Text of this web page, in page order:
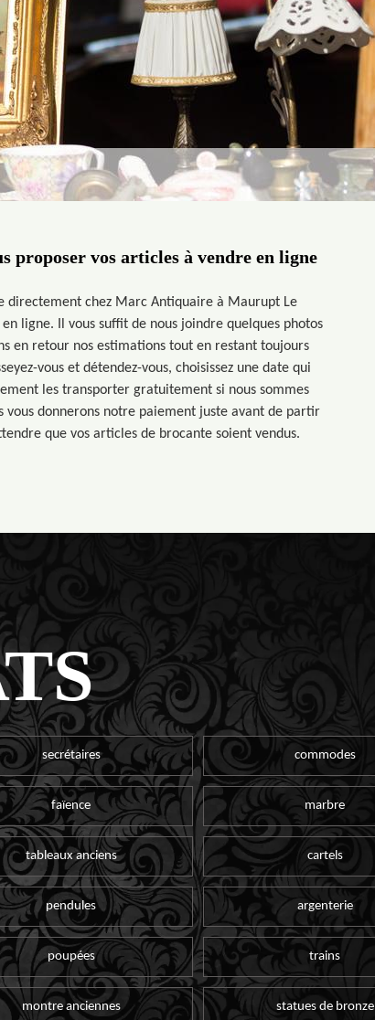
proposer vos articles à vendre en ligne
directement chez Marc Antiquaire à Maurupt Le
ligne. Il vous suffit de nous joindre quelques photos
en retour nos estimations tout en restant toujours
vous et détendez-vous, choisissez une date qui
les transporter gratuitement si nous sommes
vous donnerons notre paiement juste avant de partir
que vos articles de brocante soient vendus.
secrétaires commodes
faïence marbre
tableaux anciens cartels
pendules argenterie
poupées trains
montre anciennes statues de bronze